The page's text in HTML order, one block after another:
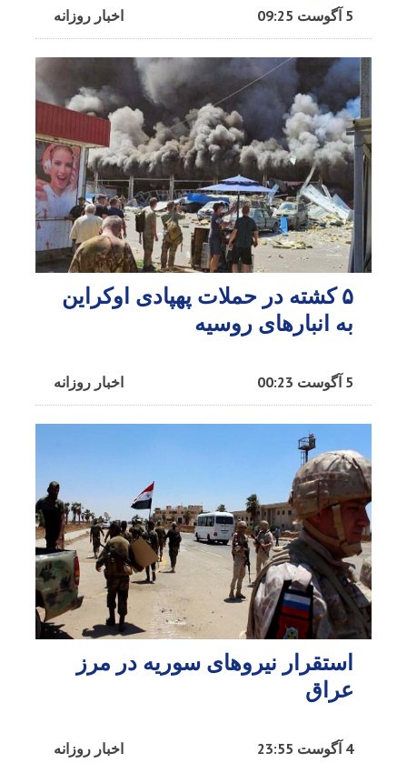
اخبار روزانه 5 آگوست 09:25
۵ کشته در حملات پهپادی اوکراین
به انبارهای روسیه
اخبار روزانه 5 آگوست 00:23
استقرار نیروهای سوریه در مرز
عراق
اخبار روزانه 4 آگوست 23:55